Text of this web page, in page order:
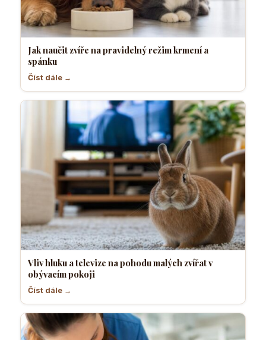
Jak naučit zvíře na pravidelný režim krmení a
spánku
Číst dále →
Vliv hluku a televize na pohodu malých zvířat v
obývacím pokoji
Číst dále →